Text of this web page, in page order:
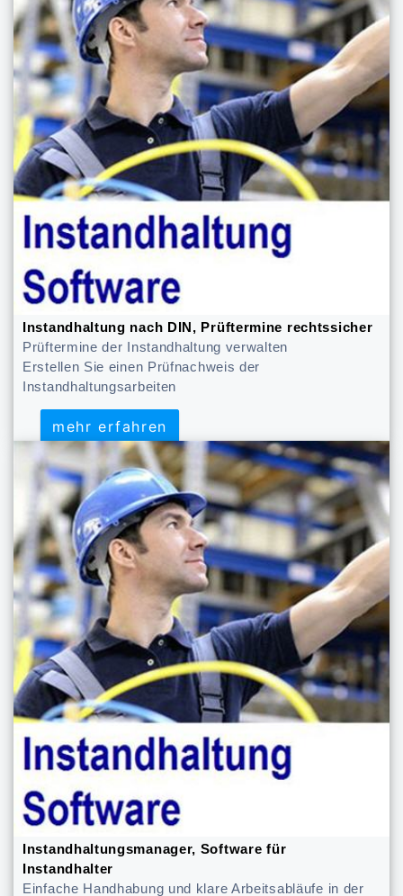
Instandhaltung nach DIN, Prüftermine rechtssicher
Prüftermine der Instandhaltung verwalten
Erstellen Sie einen Prüfnachweis der
Instandhaltungsarbeiten
mehr erfahren
mehr erfahren
Instandhaltungsmanager, Software für
Instandhalter
Einfache Handhabung und klare Arbeitsabläufe in der